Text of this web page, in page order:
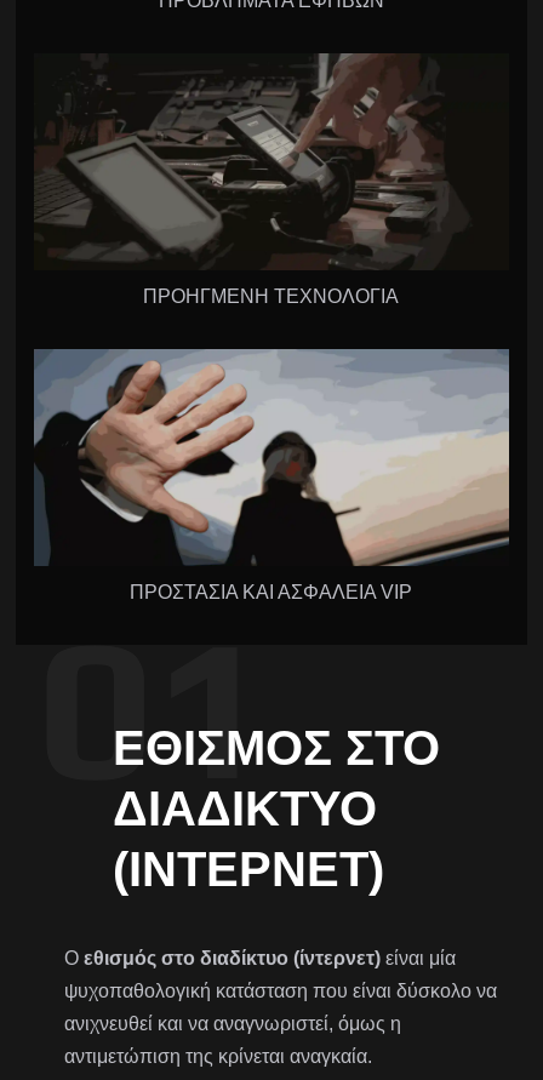
ΠΡΟΗΓΜΕΝΗ ΤΕΧΝΟΛΟΓΙΑ
ΠΡΟΣΤΑΣΙΑ ΚΑΙ ΑΣΦΑΛΕΙΑ VIP
ΕΘΙΣΜΌΣ ΣΤΟ
ΔΙΑΔΊΚΤΥΟ
(ΊΝΤΕΡΝΕΤ)
Οεθισμός στο διαδίκτυο (ίντερνετ) είναι μία
ψυχοπαθολογική κατάσταση που είναι δύσκολο να
ανιχνευθεί και να αναγνωριστεί, όμως η
αντιμετώπιση της κρίνεται αναγκαία.